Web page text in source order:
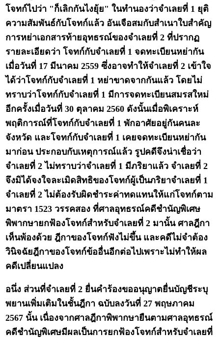
โจทก์ไปว่า "ก็เลิกกันไงยุ้ย" ในทำนองว่าจำเลยที่ 1 ยุติ
ความสัมพันธ์กับโจทก์แล้ว อันเจือสมกับสำเนาใบสำคัญ
การหย่าเอกสารท้ายอุทธรณ์ของจำเลยที่ 2 ที่ปรากฏ
รายละเอียดว่า โจทก์กับจำเลยที่ 1 จดทะเบียนหย่ากัน
เมื่อวันที่ 17 มีนาคม 2559 ซึ่งอาจทำให้จำเลยที่ 2 เข้าใจ
ได้ว่าโจทก์กับจำเลยที่ 1 หย่าขาดจากกันแล้ว โดยไม่
ทราบว่าโจทก์กับจำเลยที่ 1 มีการจดทะเบียนสมรสใหม่
อีกครั้งเมื่อวันที่ 30 ตุลาคม 2560 ดังนั้นเมื่อพิเคราะห์
พฤติการณ์ที่โจทก์กับจำเลยที่ 1 พักอาศัยอยู่กันคนละ
จังหวัด และโจทก์กับจำเลยที่ 1 เคยจดทะเบียนหย่ากัน
มาก่อน ประกอบกับเหตุการณ์แล้ว รูปคดีจึงน่าเชื่อว่า
จำเลยที่ 2 ไม่ทราบว่าจำเลยที่ 1 มีภริยาแล้ว จำเลยที่ 2
จึงมิได้จงใจละเมิดสิทธิของโจทก์ผู้เป็นภริยาจำเลยที่ 1
จำเลยที่ 2 ไม่ต้องรับผิดชำระค่าทดแทนให้แก่โจทก์ตาม
มาตรา 1523 วรรคสอง ที่ศาลอุทธรณ์คดีชำนัญพิเศษ
พิพากษายกฟ้องโจทก์สำหรับจำเลยที่ 2 มานั้น ศาลฎีกา
เห็นพ้องด้วย ฎีกาของโจทก์ฟังไม่ขึ้น และคดีไม่จำต้อง
วินิจฉัยฎีกาของโจทก์ข้ออื่นอีกต่อไปเพราะไม่ทำให้ผล
คดีเปลี่ยนแปลง
อนึ่ง ส่วนที่จำเลยที่ 2 ยื่นคำร้องขออนุญาตยื่นบัญชีระบุ
พยานเพิ่มเติมในชั้นฎีกา ฉบับลงวันที่ 27 พฤษภาคม
2567 นั้น เนื่องจากศาลฎีกาพิพากษายืนตามศาลอุทธรณ์
คดีชำนัญพิเศษมีผลเป็นการยกฟ้องโจทก์สำหรับจำเลยที่